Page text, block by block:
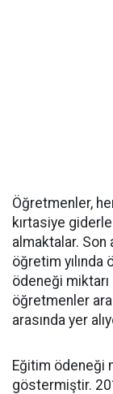
Öğretmenler,
kırtasiye
almaktalar. Son
öğretim
ödeneği
öğretmenler
arasında yer
Eğitim ödeneği
göstermiştir.